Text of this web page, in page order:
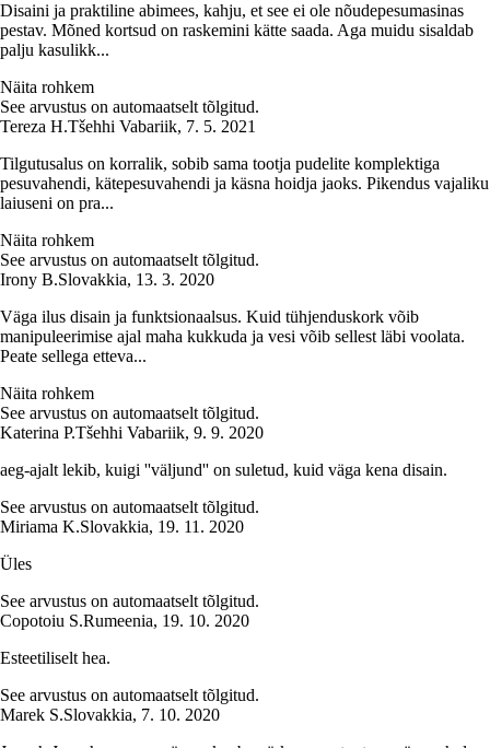
Disaini ja praktiline abimees, kahju, et see ei ole nõudepesumasinas
pestav. Mõned kortsud on raskemini kätte saada. Aga muidu sisaldab
palju kasulikk...
Näita rohkem
See arvustus on automaatselt tõlgitud.
Tereza H.Tšehhi Vabariik, 7. 5. 2021
Tilgutusalus on korralik, sobib sama tootja pudelite komplektiga
pesuvahendi, kätepesuvahendi ja käsna hoidja jaoks. Pikendus vajaliku
laiuseni on pra...
Näita rohkem
See arvustus on automaatselt tõlgitud.
Irony B.Slovakkia, 13. 3. 2020
Väga ilus disain ja funktsionaalsus. Kuid tühjenduskork võib
manipuleerimise ajal maha kukkuda ja vesi võib sellest läbi voolata.
Peate sellega etteva...
Näita rohkem
See arvustus on automaatselt tõlgitud.
Katerina P.Tšehhi Vabariik, 9. 9. 2020
aeg-ajalt lekib, kuigi ''väljund'' on suletud, kuid väga kena disain.
See arvustus on automaatselt tõlgitud.
Miriama K.Slovakkia, 19. 11. 2020
Üles
See arvustus on automaatselt tõlgitud.
Copotoiu S.Rumeenia, 19. 10. 2020
Esteetiliselt hea.
See arvustus on automaatselt tõlgitud.
Marek S.Slovakkia, 7. 10. 2020